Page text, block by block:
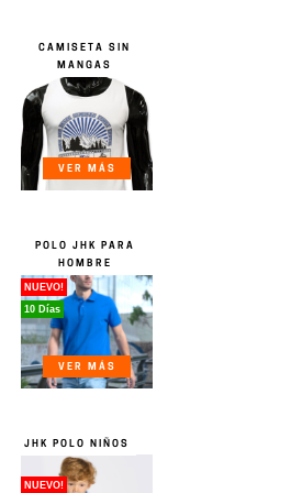
VER MÁS
CAMISETA SIN
MANGAS
VER MÁS
NUEVO!
10 Días
POLO JHK PARA
HOMBRE
NUEVO!
JHK POLO NIÑOS